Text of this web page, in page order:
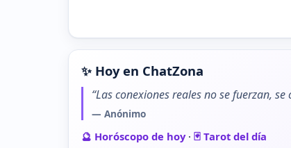
✨ Hoy en ChatZona
“Las conexiones reales no se fuerzan,
— Anónimo
🔮 Horóscopo de hoy· 🃏 Tarot del día